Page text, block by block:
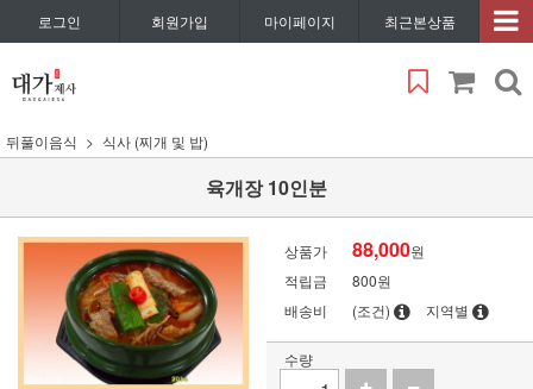
로그인 회원가입 마이페이지 최근본상품
뒤풀이음식 식사 (찌개 및 밥)
육개장 10인분
상품가 88,000원
적립금
800원
배송비
(조건) 지역별
수량